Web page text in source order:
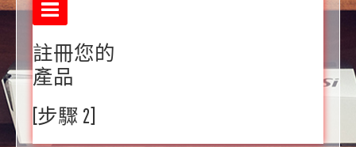
註冊您的
產品
[步驟 2]